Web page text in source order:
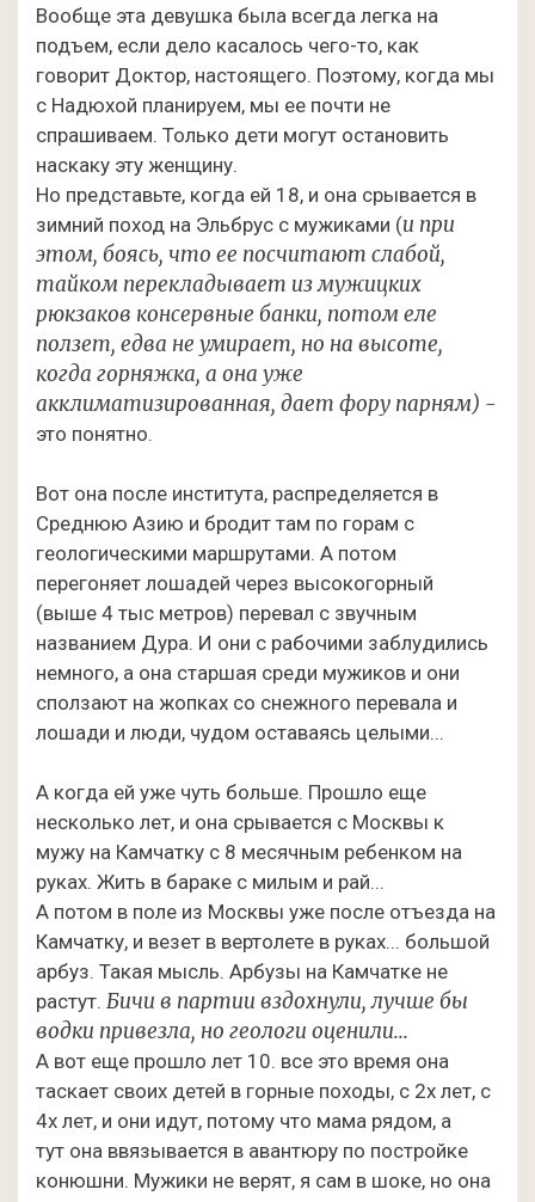
Вообще эта девушка была всегда легка на
подъем, если дело касалось чего-то, как
говорит Доктор, настоящего. Поэтому, когда мы
с Надюхой планируем, мы ее почти не
спрашиваем. Только дети могут остановить
наскаку эту женщину.
Но представьте, когда ей 18, и она срывается в
зимний поход на Эльбрус с мужиками (и при
этом, боясь, что ее посчитают слабой,
тайком перекладывает из мужицких
рюкзаков консервные банки, потом еле
ползет, едва не умирает, но на высоте,
когда горняжка, а она уже
акклиматизированная, дает фору парням) -
это понятно.
Вот она после института, распределяется в
Среднюю Азию и бродит там по горам с
геологическими маршрутами. А потом
перегоняет лошадей через высокогорный
(выше 4 тыс метров) перевал с звучным
названием Дура. И они с рабочими заблудились
немного, а она старшая среди мужиков и они
сползают на жопках со снежного перевала и
лошади и люди, чудом оставаясь целыми...
А когда ей уже чуть больше. Прошло еще
несколько лет, и она срывается с Москвы к
мужу на Камчатку с 8 месячным ребенком на
руках. Жить в бараке с милым и рай...
А потом в поле из Москвы уже после отъезда на
Камчатку, и везет в вертолете в руках... большой
арбуз. Такая мысль. Арбузы на Камчатке не
растут. Бичи в партии вздохнули, лучше бы
водки привезла, но геологи оценили...
А вот еще прошло лет 10. все это время она
таскает своих детей в горные походы, с 2х лет, с
4х лет, и они идут, потому что мама рядом, а
тут она ввязывается в авантюру по постройке
конюшни. Мужики не верят, я сам в шоке, но она